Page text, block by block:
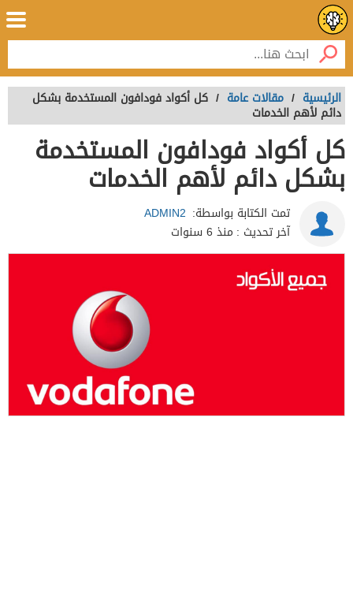
الرئيسية / مقالات عامة / كل أكواد فودافون المستخدمة بشكل
دائم لأهم الخدمات
كل أكواد فودافون المستخدمة
بشكل دائم لأهم الخدمات
تمت الكتابة بواسطة: ADMIN2
آخر تحديث : منذ 6 سنوات